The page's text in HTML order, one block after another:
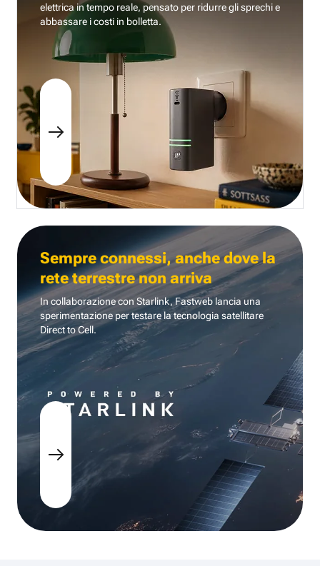
elettrica in tempo reale, pensato per ridurre gli sprechi e
abbassare i costi in bolletta.
Sempre connessi, anche dove la
rete terrestre non arriva
In collaborazione con Starlink, Fastweb lancia una
sperimentazione per testare la tecnologia satellitare
Direct to Cell.